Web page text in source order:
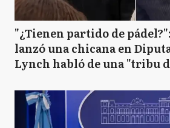
"¿Tienen partido de
lanzó una chicana en
Lynch habló de una "tribu